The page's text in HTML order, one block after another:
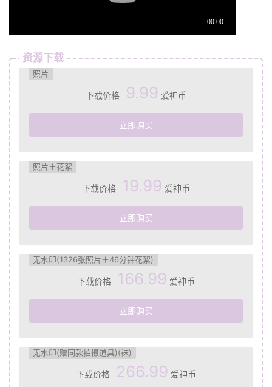
资源下载
照片
下载价格 9.99 爱神币
立即购买
照片＋花絮
下载价格 19.99 爱神币
立即购买
无水印(1326张照片＋46分钟花絮)
下载价格 166.99 爱神币
立即购买
无水印(赠同款拍摄道具)(袜)
下载价格 266.99 爱神币